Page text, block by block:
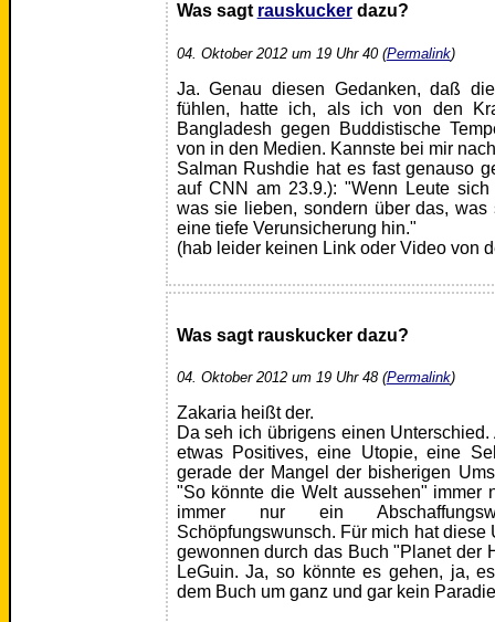
Was sagt rauskuckerdazu?
04. Oktober 2012 um 19 Uhr 40 (Permalink)
Ja. Genau diesen Gedanken, daß
fühlen, hatte ich, als ich von den
Bangladesh gegen Buddistische
von in den Medien. Kannste bei mir
Salman Rushdie hat es fast genauso
auf CNN am 23.9.): "Wenn Leute
was sie lieben, sondern über das,
eine tiefe Verunsicherung hin."
(hab leider keinen Link oder Video von
Was sagt rauskucker dazu?
04. Oktober 2012 um 19 Uhr 48 (Permalink)
Zakaria heißt der.
Da seh ich übrigens einen
etwas Positives, eine Utopie, eine
gerade der Mangel der bisherigen
"So könnte die Welt aussehen" immer
immer nur ein
Schöpfungswunsch. Für mich hat diese
gewonnen durch das Buch "Planet der
LeGuin. Ja, so könnte es gehen, ja,
dem Buch um ganz und gar kein